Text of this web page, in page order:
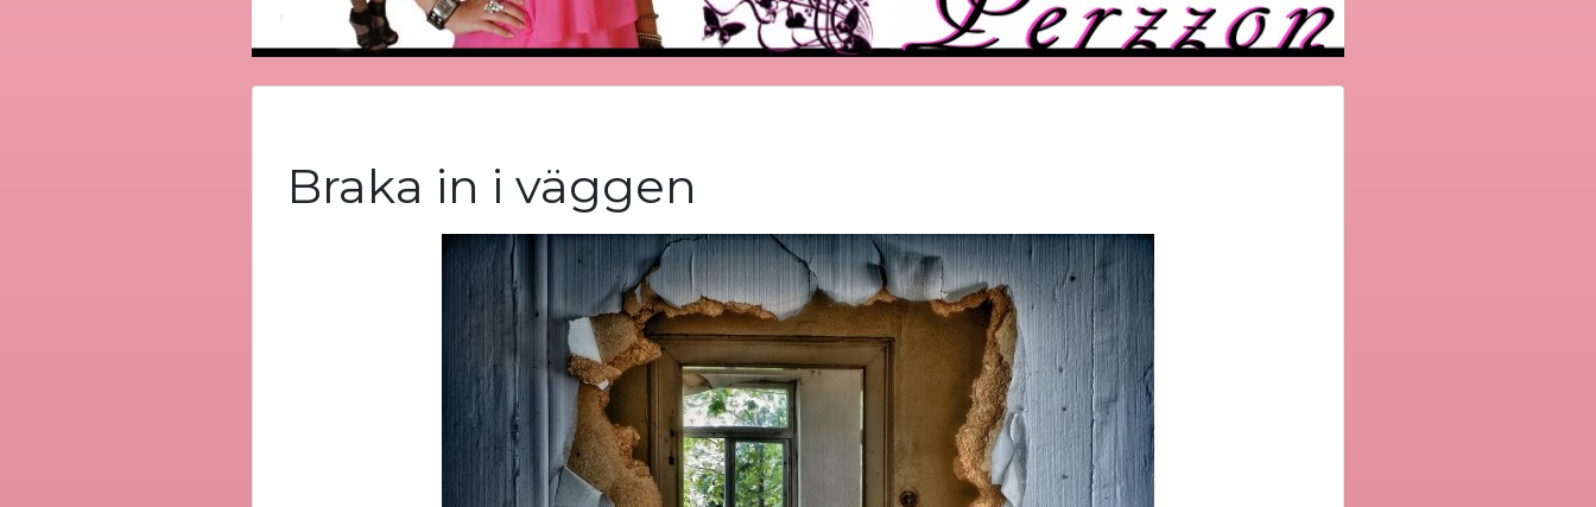
Braka in i väggen